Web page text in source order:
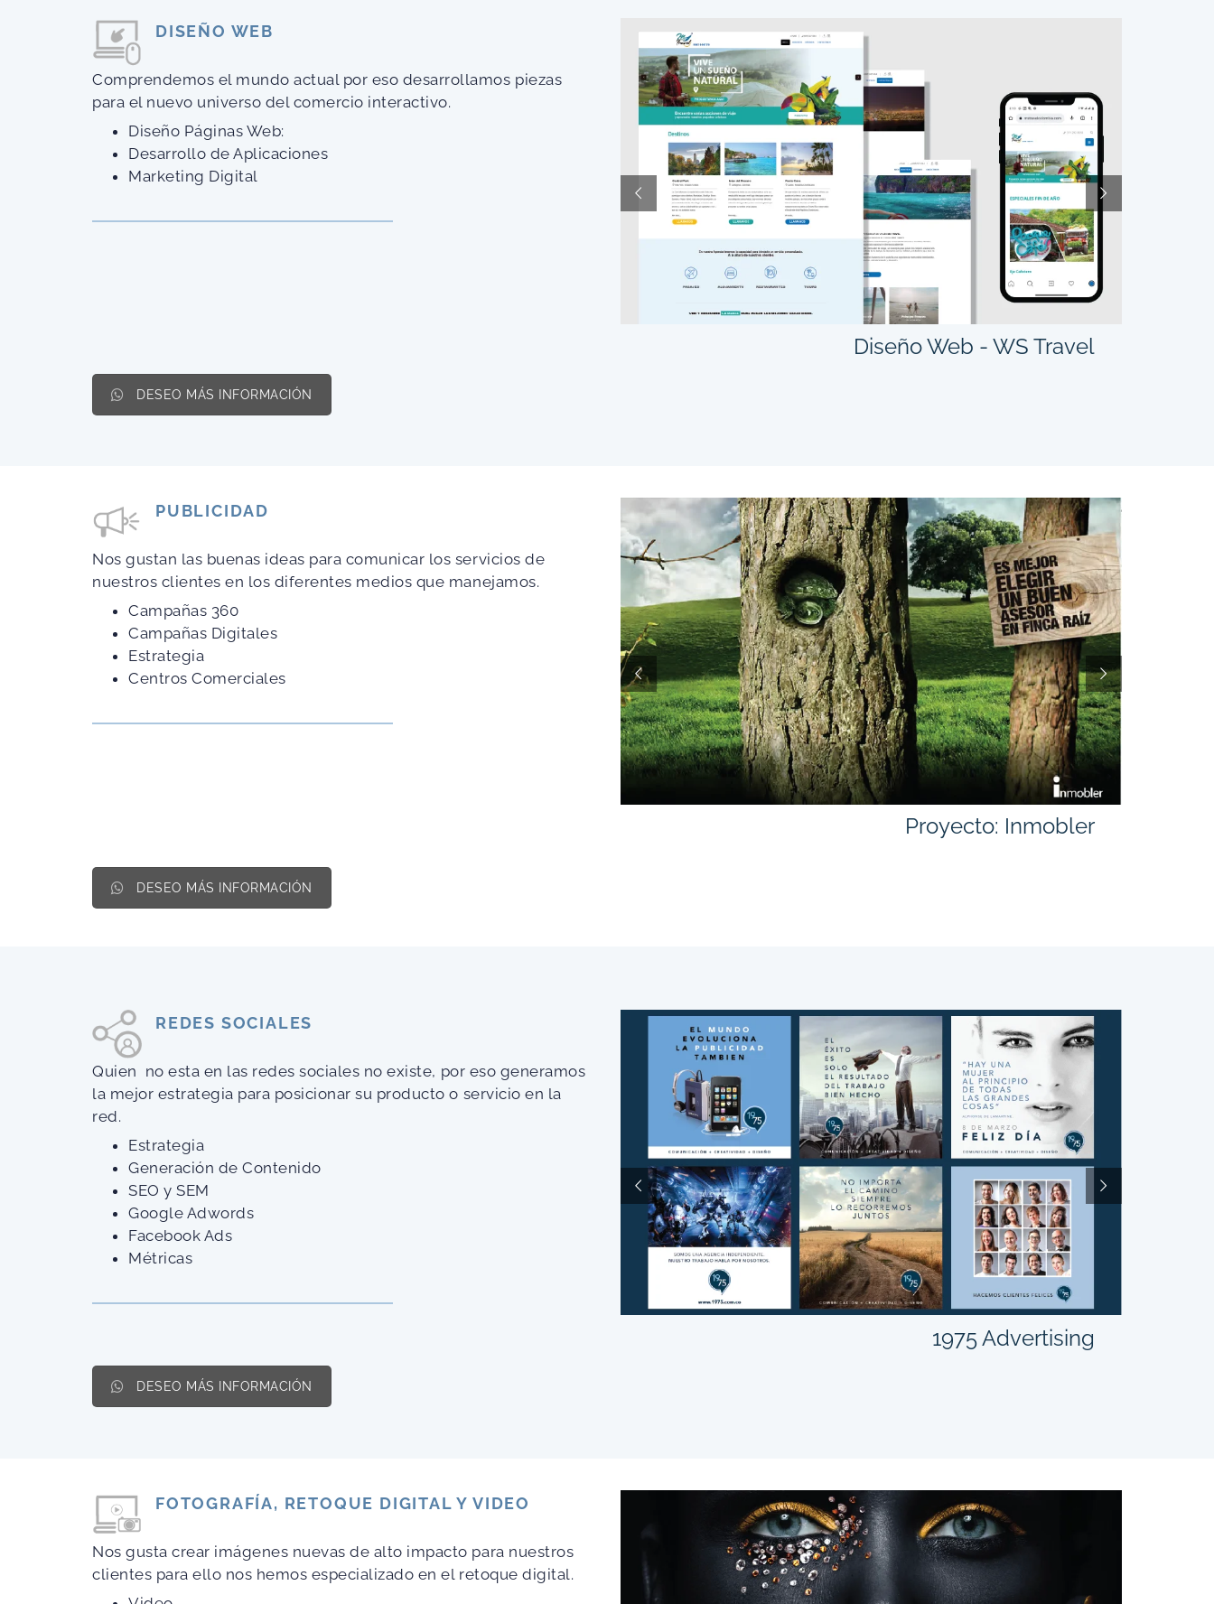
DISEÑO WEB
Comprendemos el mundo actual por eso desarrollamos piezas
para el nuevo universo del comercio interactivo.
Diseño Páginas Web:
Desarrollo de Aplicaciones
Marketing Digital
Diseño Web - WS Travel
DESEO MÁS INFORMACIÓN
PUBLICIDAD
Nos gustan las buenas ideas para comunicar los servicios de
nuestros clientes en los diferentes medios que manejamos.
Campañas 360
Campañas Digitales
Estrategia
Centros Comerciales
Proyecto: Inmobler
DESEO MÁS INFORMACIÓN
REDES SOCIALES
Quien no esta en las redes sociales no existe, por eso generamos
la mejor estrategia para posicionar su producto o servicio en la
red.
Estrategia
Generación de Contenido
SEO y SEM
Google Adwords
Facebook Ads
Métricas
1975 Advertising
DESEO MÁS INFORMACIÓN
FOTOGRAFÍA, RETOQUE DIGITAL Y VIDEO
Nos gusta crear imágenes nuevas de alto impacto para nuestros
clientes para ello nos hemos especializado en el retoque digital.